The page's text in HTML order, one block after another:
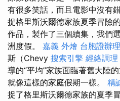
有很多笑話，而且電影中沒有
捉格里斯沃爾德家族夏季冒險
作品，製作了三個續集，我們
洲度假。 嘉義 外燴 台胞證辦理
斯（Chevy 搜索引擎 經絡調理
導的“平均”家族面臨著舊大陸
就像這樣的家庭假期一樣。 精
捉了格里斯沃爾德家族的夏季